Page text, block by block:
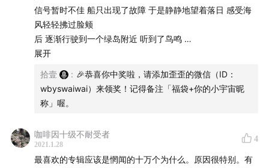
信号暂时不佳 船只出现了故障 于是静静地望着落日 感受海
风轻轻拂过脸颊
后 逐渐行驶到一个绿岛附近 听到了鸟鸣
风吹过树叶 窸窸窣窣 停泊到天黑
小女孩在树林穿梭 迷失寻找 错乱 自我怀疑后
学会包容 拥抱自己 坚定地走下去
最后消失在一片寂静之中
了解背后一个个温暖的故事 觉得小女孩更完整了！大概就是
这种喜欢吧XD】
展开
拾壹 : 🎉恭喜你中奖啦，请添加歪歪的微信（ID：
wbyswaiwai）来领奖！记得备注「福袋+你的小宇宙昵
称」喔。
咖啡因十级不耐受者
2021.1.28
4
最喜欢的专辑应该是惘闻的十万个为什么。原因很特别。有